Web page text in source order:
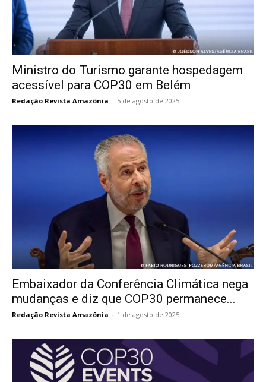
Ministro do Turismo garante hospedagem
acessível para COP30 em Belém
Redação Revista Amazônia - 5 de agosto de 2025
Embaixador da Conferência Climática nega
mudanças e diz que COP30 permanece...
Redação Revista Amazônia - 1 de agosto de 2025